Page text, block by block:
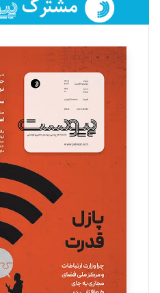
فائزه فتحی رستمی
تحریریه
سروش کرمیان
تحریریه
مینا پاکدل
یسنا امان‌پور
تحریریه
ملینا جعفری